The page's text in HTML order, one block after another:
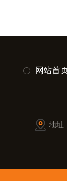
网站首
地址